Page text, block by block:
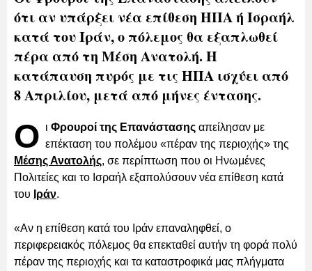
ότι αν υπάρξει νέα επίθεση ΗΠΑ ή Ισραήλ
κατά του Ιράν, ο πόλεμος θα εξαπλωθεί
πέρα από τη Μέση Ανατολή. Η
κατάπαυση πυρός με τις ΗΠΑ ισχύει από
8 Απριλίου, μετά από μήνες έντασης.
Ο ι Φρουροί της Επανάστασης απείλησαν με
επέκταση του πολέμου «πέραν της περιοχής» της
Μέσης Ανατολής, σε περίπτωση που οι Ηνωμένες
Πολιτείες και το Ισραήλ εξαπολύσουν νέα επίθεση κατά
του Ιράν.
«Αν η επίθεση κατά του Ιράν επαναληφθεί, ο
περιφερειακός πόλεμος θα επεκταθεί αυτήν τη φορά πολύ
πέραν της περιοχής και τα καταστροφικά μας πλήγματα